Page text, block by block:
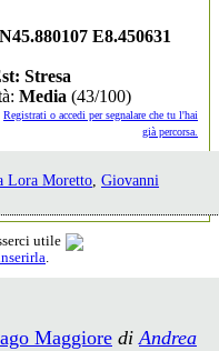
N45.880107 E8.450631
Stresa
Media (43/100)
Registrati o accedi per segnalare che tu l'hai
già percorsa.
Lora Moretto Giovanni
utile
.
Maggiore di Andrea